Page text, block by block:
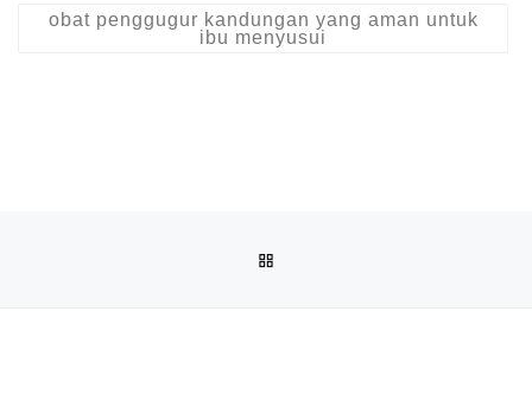
obat penggugur kandungan yang aman untuk
ibu menyusui